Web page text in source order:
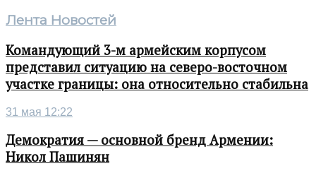
Лента Новостей
Командующий 3-м армейским корпусом
представил ситуацию на северо-восточном
участке границы: она относительно стабильна
31 мая 12:22
Демократия — основной бренд Армении:
Никол Пашинян